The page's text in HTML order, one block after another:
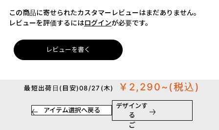
この商品に寄せられたカスタマーレビューはまだありません。
レビューを評価するにはログインが必要です。
レビューを書く
最短出荷日(目安)08/27(木) ￥2,290~ (税込)
アイテム選択へ戻る
デザインす
る
ご